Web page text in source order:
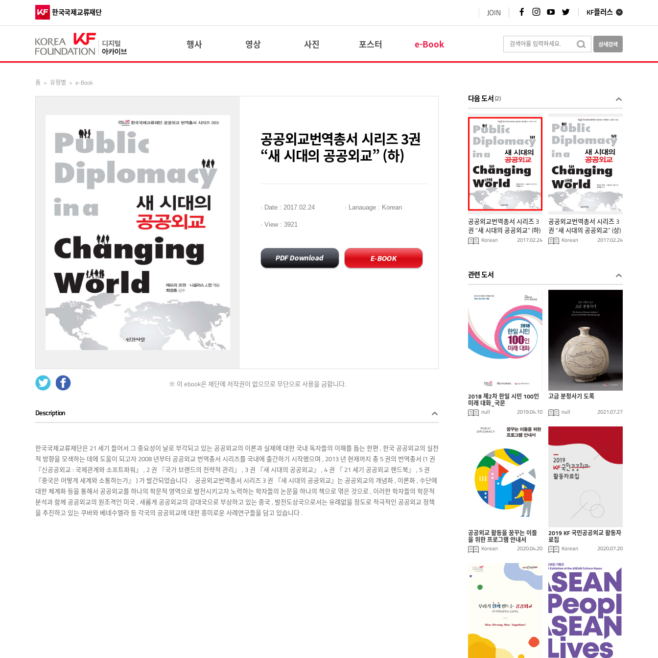
한국국제교류재단 JOIN 페
이
스
북
바
로
가
인
스
타
그
램
바
로
유
튜
브
바
로
가
기
터
바
로
가
기
KF플러스
행사 영상 사진 포스터 e-Book
홈 > 유형별 > e-Book
공공외교번역총서 시리즈 3권
“새 시대의 공공외교” (하)
· Date : 2017.02.24 · Lanauage: Korean
· View: 3921
※ 이 ebook은 재단에 저작권이 없으므로 무단으로 사용을 금합니다.
Description
한국국제교류재단은 21 세기 들어서 그 중요성이 날로 부각되고 있는 공공외교의 이론과 실제에 대한 국내 독자들의 이해를 돕는 한편 , 한국 공공외교의 실천
적 방향을 모색하는 데에 도움이 되고자 2008 년부터 공공외교 번역총서 시리즈를 국내에 출간하기 시작했으며 , 2013 년 현재까지 총 5 권의 번역총서 (1 권
『신공공외교 : 국제관계와 소프트파워』 , 2 권 『국가 브랜드의 전략적 관리』 , 3 권 『새 시대의 공공외교』 , 4 권 『 21 세기 공공외교 핸드북』 , 5 권
『중국은 어떻게 세계와 소통하는가』 ) 가 발간되었습니다 . 공공외교번역총서 시리즈 3 권 『새 시대의 공공외교』는 공공외교의 개념화 , 이론화 , 수단에
대한 체계화 등을 통해서 공공외교를 하나의 학문적 영역으로 발전시키고자 노력하는 학자들의 논문을 하나의 책으로 엮은 것으로 , 이러한 학자들의 학문적
분석과 함께 공공외교의 원조격인 미국 , 새롭게 공공외교의 강대국으로 부상하고 있는 중국 , 발전도상국으로서는 유례없을 정도로 적극적인 공공외교 정책
을 추진하고 있는 쿠바와 베네수엘라 등 각국의 공공외교에 대한 흥미로운 사례연구들을 담고 있습니다 .
다음 도서(2)
공공외교번역총서 시리즈 3
권 “새 시대의 공공외교” (하)
Korean 2017.02.24
공공외교번역총서 시리즈 3
권 “새 시대의 공공외교” (상)
Korean 2017.02.24
관련 도서
2018 제2차 한일 시민 100인
미래 대화_국문
null 2019.04.10
고금 분청사기 도록
null 2021.07.27
공공외교 활동을 꿈꾸는 이들
을 위한 프로그램 안내서
Korean 2020.04.20
2019 KF 국민공공외교 활동자
료집
Korean 2020.07.20